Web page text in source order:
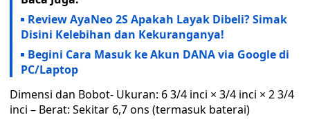
Review AyaNeo 2S Apakah Layak Dibeli? Simak
Disini Kelebihan dan Kekuranganya!
Begini Cara Masuk ke Akun DANA via Google di
PC/Laptop
Dimensi dan Bobot- Ukuran: 6 3/4 inci × 3/4 inci × 2 3/4
inci – Berat: Sekitar 6,7 ons (termasuk baterai)